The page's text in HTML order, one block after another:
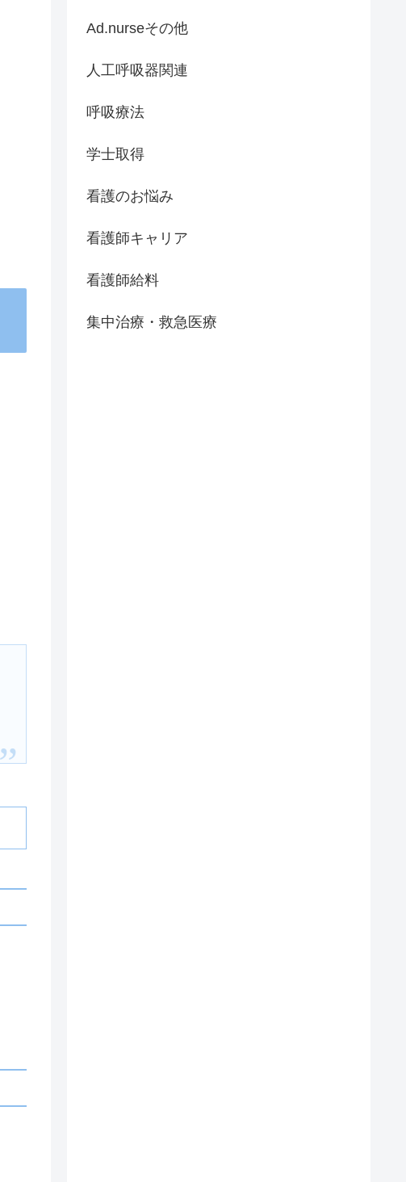
Ad.nurseその他
人工呼吸器関連
呼吸療法
学士取得
看護のお悩み
看護師キャリア
看護師給料
集中治療・救急医療